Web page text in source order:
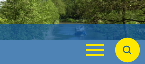
Menu